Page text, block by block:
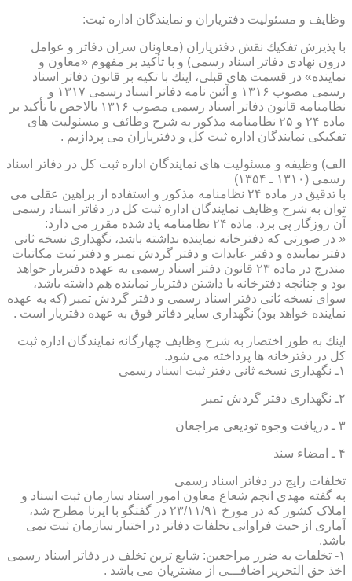
وظایف و مسئولیت دفتریاران و نمایندگان اداره ثبت:
با پذیرش تفكیك نقش دفتریاران (معاونان سران دفاتر و عوامل
درون نهادی دفاتر اسناد رسمی) و با تأكید بر مفهوم «معاون و
نماینده» در قسمت های قبلی، اینك با تكیه بر قانون دفاتر اسناد
رسمی مصوب ۱۳۱۶ و آئین نامه دفاتر اسناد رسمی ۱۳۱۷ و
نظامنامه قانون دفاتر اسناد رسمی مصوب ۱۳۱۶ بالاخص با تأكید بر
ماده ۲۴ و ۲۵ نظامنامه مذكور به شرح وظائف و مسئولیت های
تفكیكی نمایندگان اداره ثبت كل و دفتریاران می پردازیم .
الف) وظیفه و مسئولیت های نمایندگان اداره ثبت كل در دفاتر اسناد
رسمی (۱۳۱۰ ـ ۱۳۵۴)
با تدقیق در ماده ۲۴ نظامنامه مذكور و استفاده از براهین عقلی می
توان به شرح وظایف نمایندگان اداره ثبت كل در دفاتر اسناد رسمی
آن روزگار پی برد. ماده ۲۴ نظامنامه یاد شده مقرر می دارد:
« در صورتی كه دفترخانه نماینده نداشته باشد، نگهداری نسخه ثانی
دفتر نماینده و دفتر عایدات و دفتر گردش تمبر و دفتر ثبت مكاتبات
مندرج در ماده ۲۳ قانون دفتر اسناد رسمی به عهده دفتریار خواهد
بود و چنانچه دفترخانه با داشتن دفتریار نماینده هم داشته باشد،
سوای نسخه ثانی دفتر اسناد رسمی و دفتر گردش تمبر (كه به عهده
نماینده خواهد بود) نگهداری سایر دفاتر فوق به عهده دفتریار است .
اینك به طور اختصار به شرح وظایف چهارگانه نمایندگان اداره ثبت
كل در دفترخانه ها پرداخته می شود.
۱ـ نگهداری نسخه ثانی دفتر ثبت اسناد رسمی
۲ـ نگهداری دفتر گردش تمبر
۳ ـ دریافت وجوه تودیعی مراجعان
۴ ـ امضاء سند
تخلفات رایج در دفاتر اسناد رسمی
به گفته مهدی انجم شعاع معاون امور اسناد سازمان ثبت اسناد و
املاک کشور که در مورخ ۲۳/۱۱/۹۱ در گفتگو با ایرنا مطرح شد،
آماری از حیث فراوانی تخلفات دفاتر در اختیار سازمان ثبت نمی
باشد.
۱- تخلفات به ضرر مراجعین: شایع ترین تخلف در دفاتر اسناد رسمی
اخذ حق التحریر اضافـــی از مشتریان می باشد .